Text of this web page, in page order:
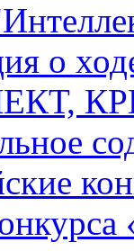
о